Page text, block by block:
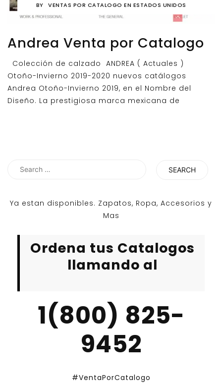
BY
VENTAS POR CATALOGO EN ESTADOS UNIDOS
Andrea Venta por Catalogo
Colección de calzado ANDREA ( Actuales )
Otoño-Invierno 2019-2020 nuevos catálogos
Andrea Otoño-Invierno 2019, en el Nombre del
Diseño. La prestigiosa marca mexicana de
Search
Ya estan disponibles. Zapatos, Ropa, Accesorios y
Mas
Ordena tus Catalogos
llamando al
1(800) 825-
9452
#VentaPorCatalogo